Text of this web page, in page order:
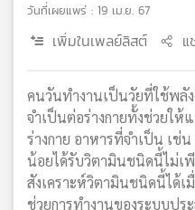
วันที่เผยแพร่ : 19 เม.ย. 67
เพิ่มในเพลย์ลิสต์ แ
คนวันทำงานเป็นวัยที่ใช้พลัง
จำเป็นต่อร่างกายทั้งช่วยใ
ร่างกาย อาหารที่จำเป็น เช่
น้อยได้รับวิตามินชนิดนี้ไม่เพี
สังเคราะห์วิตามินชนิดนี้ได้
ช่วยการทำงานของระบบป